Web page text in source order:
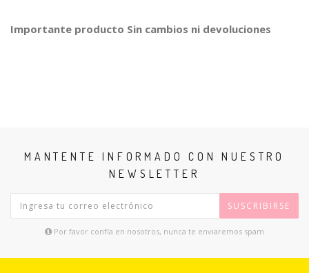
Importante producto Sin cambios ni devoluciones
MANTENTE INFORMADO CON NUESTRO
NEWSLETTER
SUSCRIBIRSE
Por favor confía en nosotros, nunca te enviaremos spam